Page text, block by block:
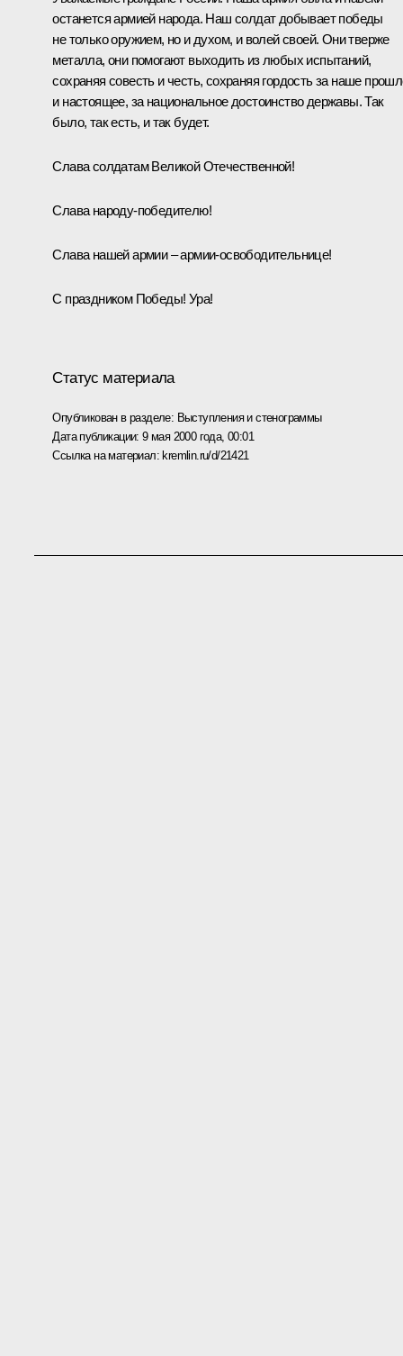
останется армией народа. Наш солдат добывает победы
не только оружием, но и духом, и волей своей. Они тверже
металла, они помогают выходить из любых испытаний,
сохраняя совесть и честь, сохраняя гордость за наше
и настоящее, за национальное достоинство державы. Так
было, так есть, и так будет.
Слава солдатам Великой Отечественной!
Слава народу-победителю!
Слава нашей армии – армии-освободительнице!
С праздником Победы! Ура!
Статус материала
Опубликован в разделе: Выступления и стенограммы
Дата публикации:9 мая 2000 года, 00:01
Ссылка на материал:kremlin.ru/d/21421